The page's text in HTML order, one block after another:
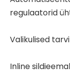
regulaatorid
Valikulised
Inline